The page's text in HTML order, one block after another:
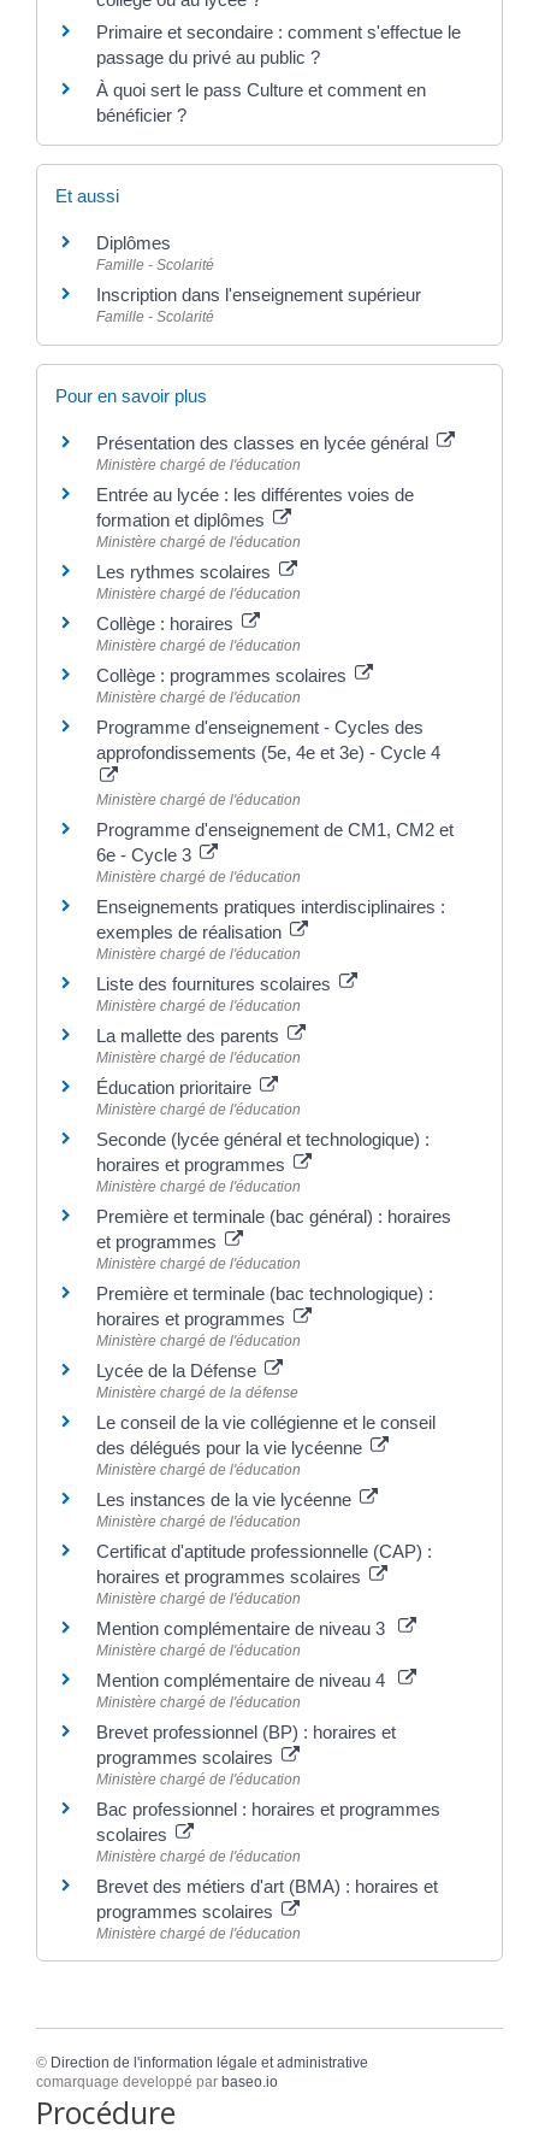
Primaire et secondaire : comment s'effectue le
passage du privé au public ?
À quoi sert le pass Culture et comment en
bénéficier ?
Et aussi
Diplômes
Famille - Scolarité
Inscription dans l'enseignement supérieur
Famille - Scolarité
Pour en savoir plus
Présentation des classes en lycée général
Ministère chargé de l'éducation
Entrée au lycée : les différentes voies de
formation et diplômes
Ministère chargé de l'éducation
Les rythmes scolaires
Ministère chargé de l'éducation
Collège : horaires
Ministère chargé de l'éducation
Collège : programmes scolaires
Ministère chargé de l'éducation
Programme d'enseignement - Cycles des
approfondissements (5e, 4e et 3e) - Cycle 4
Ministère chargé de l'éducation
Programme d'enseignement de CM1, CM2 et
6e - Cycle 3
Ministère chargé de l'éducation
Enseignements pratiques interdisciplinaires :
exemples de réalisation
Ministère chargé de l'éducation
Liste des fournitures scolaires
Ministère chargé de l'éducation
La mallette des parents
Ministère chargé de l'éducation
Éducation prioritaire
Ministère chargé de l'éducation
Seconde (lycée général et technologique) :
horaires et programmes
Ministère chargé de l'éducation
Première et terminale (bac général) : horaires
et programmes
Ministère chargé de l'éducation
Première et terminale (bac technologique) :
horaires et programmes
Ministère chargé de l'éducation
Lycée de la Défense
Ministère chargé de la défense
Le conseil de la vie collégienne et le conseil
des délégués pour la vie lycéenne
Ministère chargé de l'éducation
Les instances de la vie lycéenne
Ministère chargé de l'éducation
Certificat d'aptitude professionnelle (CAP) :
horaires et programmes scolaires
Ministère chargé de l'éducation
Mention complémentaire de niveau 3
Ministère chargé de l'éducation
Mention complémentaire de niveau 4
Ministère chargé de l'éducation
Brevet professionnel (BP) : horaires et
programmes scolaires
Ministère chargé de l'éducation
Bac professionnel : horaires et programmes
scolaires
Ministère chargé de l'éducation
Brevet des métiers d'art (BMA) : horaires et
programmes scolaires
Ministère chargé de l'éducation
© Direction de l'information légale et administrative
comarquage developpé par baseo.io
Procédure